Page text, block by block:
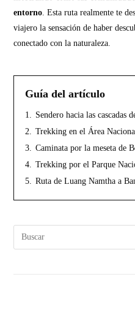
entorno . Esta ruta realmente te
viajero la sensación de haber
conectado con la naturaleza.
Guía del artículo
1.
Sendero hacia las cascadas
2.
Trekking en el Área
3.
Caminata por la meseta de
4.
Trekking por el Parque
5.
Ruta de Luang Namtha a